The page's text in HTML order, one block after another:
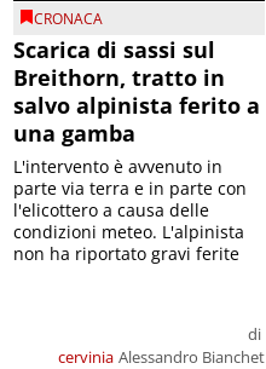
CRONACA
Scarica di sassi sul
Breithorn, tratto in
salvo alpinista ferito a
una gamba
cervinia
di
Alessandro Bianchet
L'intervento è avvenuto in
parte via terra e in parte con
l'elicottero a causa delle
condizioni meteo. L'alpinista
non ha riportato gravi ferite